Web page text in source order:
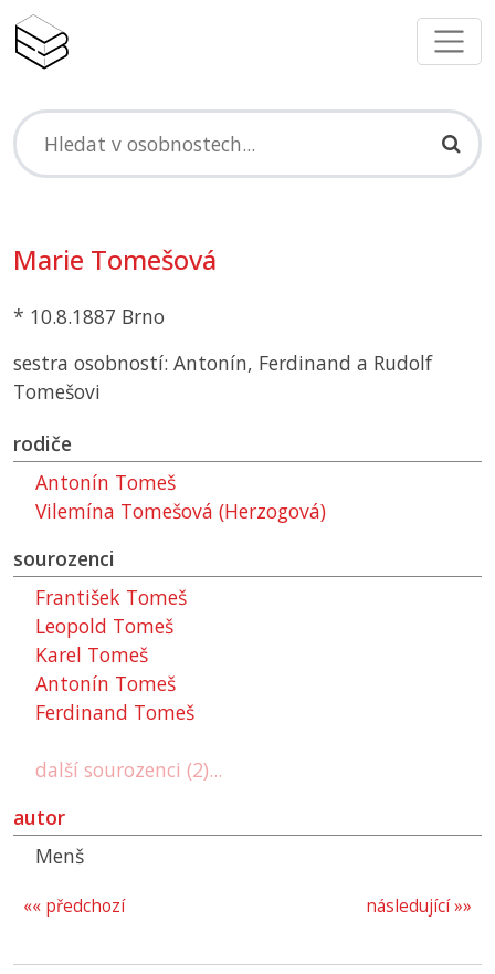
Marie Tomešová
* 10.8.1887 Brno
sestra osobností: Antonín, Ferdinand a Rudolf
Tomešovi
rodiče
Antonín Tomeš
Vilemína Tomešová (Herzogová)
sourozenci
František Tomeš
Leopold Tomeš
Karel Tomeš
Antonín Tomeš
Ferdinand Tomeš
další sourozenci (2)...
autor
Menš
následující »»
«« předchozí